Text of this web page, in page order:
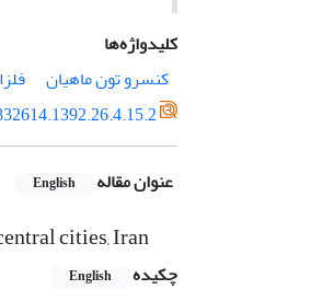
کلیدواژه‌ها
کنسرو تون ماهیان
عنوان مقاله English
cities, Iran
چکیده English